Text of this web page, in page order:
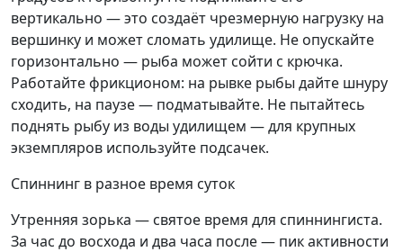
вертикально — это создаёт чрезмерную нагрузку на
вершинку и может сломать удилище. Не опускайте
горизонтально — рыба может сойти с крючка.
Работайте фрикционом: на рывке рыбы дайте шнуру
сходить, на паузе — подматывайте. Не пытайтесь
поднять рыбу из воды удилищем — для крупных
экземпляров используйте подсачек.
Спиннинг в разное время суток
Утренняя зорька — святое время для спиннингиста.
За час до восхода и два часа после — пик активности